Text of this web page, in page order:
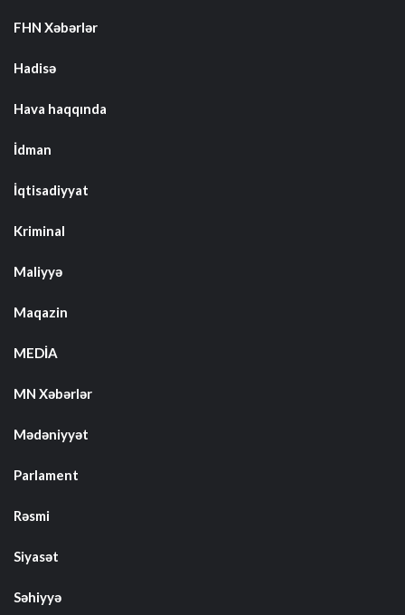
FHN Xəbərlər
Hadisə
Hava haqqında
İdman
İqtisadiyyat
Kriminal
Maliyyə
Maqazin
MEDİA
MN Xəbərlər
Mədəniyyət
Parlament
Rəsmi
Siyasət
Səhiyyə